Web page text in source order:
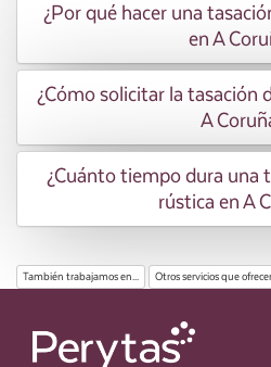
¿Por qué hacer una
en A
¿Cómo solicitar la tasación
A
¿Cuánto tiempo dura una
rústica en A
También trabajamos en... Otros servicios que